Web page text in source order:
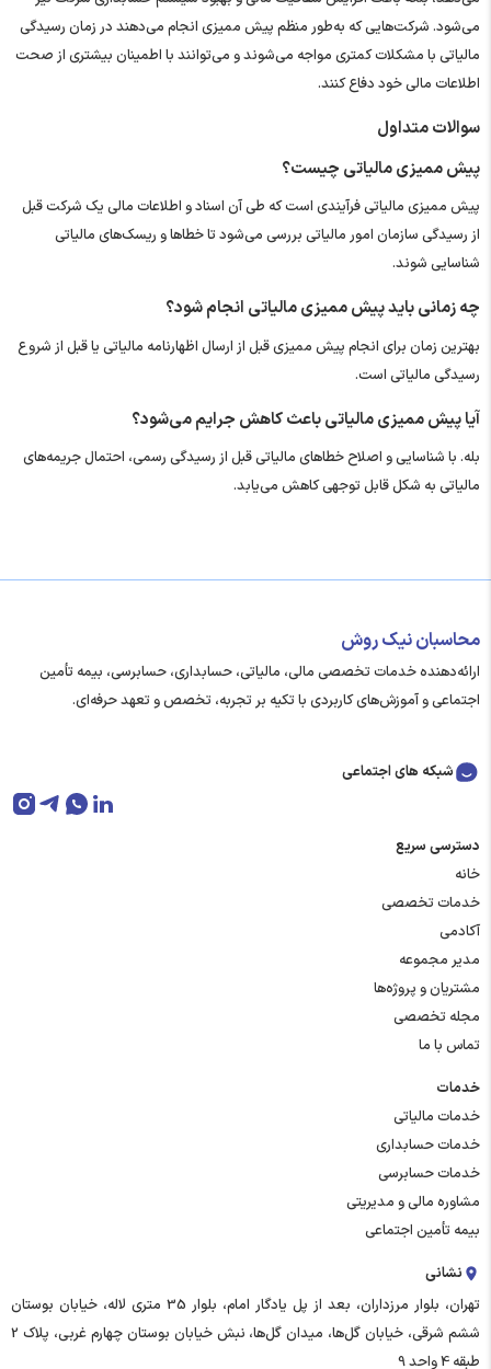
می‌شود. شرکت‌هایی که به‌طور منظم پیش ممیزی انجام می‌دهند در زمان رسیدگی
مالیاتی با مشکلات کمتری مواجه می‌شوند و می‌توانند با اطمینان بیشتری از صحت
اطلاعات مالی خود دفاع کنند.
سوالات متداول
پیش ممیزی مالیاتی چیست؟
پیش ممیزی مالیاتی فرآیندی است که طی آن اسناد و اطلاعات مالی یک شرکت قبل
از رسیدگی سازمان امور مالیاتی بررسی می‌شود تا خطاها و ریسک‌های مالیاتی
شناسایی شوند.
چه زمانی باید پیش ممیزی مالیاتی انجام شود؟
بهترین زمان برای انجام پیش ممیزی قبل از ارسال اظهارنامه مالیاتی یا قبل از شروع
رسیدگی مالیاتی است.
آیا پیش ممیزی مالیاتی باعث کاهش جرایم می‌شود؟
بله. با شناسایی و اصلاح خطاهای مالیاتی قبل از رسیدگی رسمی، احتمال جریمه‌های
مالیاتی به شکل قابل توجهی کاهش می‌یابد.
محاسبان نیک روش
ارائه‌دهنده خدمات تخصصی مالی، مالیاتی، حسابداری، حسابرسی، بیمه تأمین
اجتماعی و آموزش‌های کاربردی با تکیه بر تجربه، تخصص و تعهد حرفه‌ای.
شبکه های اجتماعی
دسترسی سریع
خانه
خدمات تخصصی
آکادمی
مدیر مجموعه
مشتریان و پروژه‌ها
مجله تخصصی
تماس با ما
خدمات
خدمات مالیاتی
خدمات حسابداری
خدمات حسابرسی
مشاوره مالی و مدیریتی
بیمه تأمین اجتماعی
نشانی
تهران، بلوار مرزداران، بعد از پل یادگار امام، بلوار 35 متری لاله، خیابان بوستان
ششم شرقی، خیابان گل‌ها، میدان گل‌ها، نبش خیابان بوستان چهارم غربی، پلاک 2
طبقه 4 واحد 9